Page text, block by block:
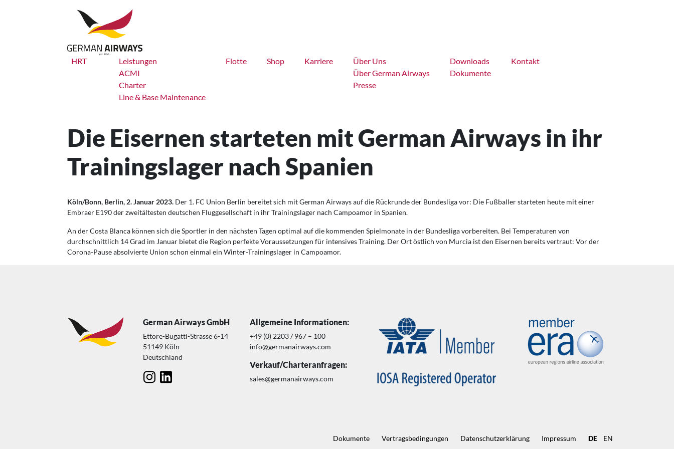
HRT
Leistungen
ACMI
Charter
Line & Base Maintenance
Flotte Shop Karriere
Über Uns
Über German Airways
Presse
Downloads
Dokumente
Kontakt
Die Eisernen starteten mit German Airways in ihr
Trainingslager nach Spanien
Köln/Bonn, Berlin, 2. Januar 2023. Der 1. FC Union Berlin bereitet sich mit German Airways auf die Rückrunde der Bundesliga vor: Die Fußballer starteten heute mit einer
Embraer E190 der zweitältesten deutschen Fluggesellschaft in ihr Trainingslager nach Campoamor in Spanien.
An der Costa Blanca können sich die Sportler in den nächsten Tagen optimal auf die kommenden Spielmonate in der Bundesliga vorbereiten. Bei Temperaturen von
durchschnittlich 14 Grad im Januar bietet die Region perfekte Voraussetzungen für intensives Training. Der Ort östlich von Murcia ist den Eisernen bereits vertraut: Vor der
Corona-Pause absolvierte Union schon einmal ein Winter-Trainingslager in Campoamor.
German Airways GmbH
Ettore-Bugatti-Strasse 6-14
51149 Köln
Deutschland
Allgemeine Informationen:
+49 (0) 2203 / 967 – 100
info@germanairways.com
Verkauf/Charteranfragen:
sales@germanairways.com
Dokumente Vertragsbedingungen Datenschutz­erklärung Impressum DE EN